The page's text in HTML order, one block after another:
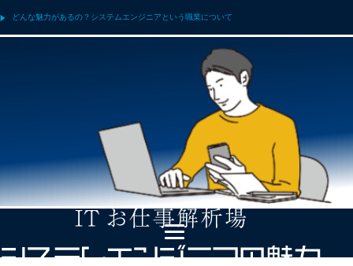
どんな魅力があるの？システムエンジニアという職業について